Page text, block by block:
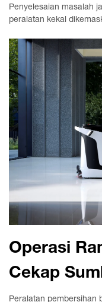
Penyelesaian masalah
peralatan kekal
Operasi
Cekap
Peralatan pembersihan